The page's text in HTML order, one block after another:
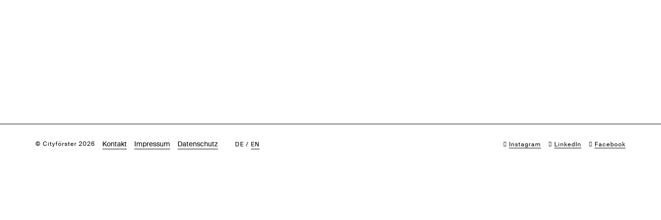
© Cityförster 2026 Kontakt Impressum Datenschutz DE / EN Instagram LinkedIn Facebook